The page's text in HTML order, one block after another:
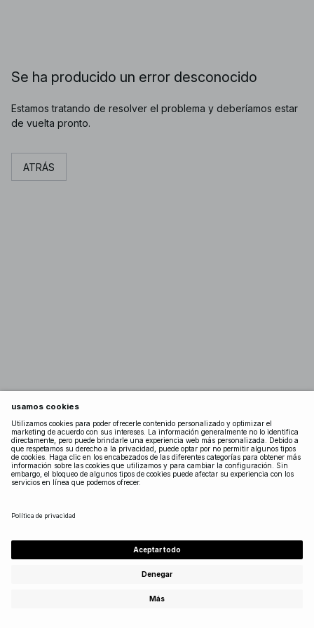
Se ha producido un error desconocido
Estamos tratando de resolver el problema y deberíamos estar
de vuelta pronto.
ATRÁS